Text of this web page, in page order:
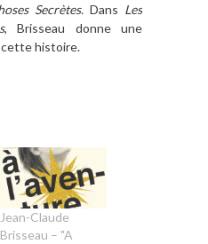
Secrètes. Dans Les
, Brisseau donne une
histoire.
Jean-Claude
Brisseau – "A